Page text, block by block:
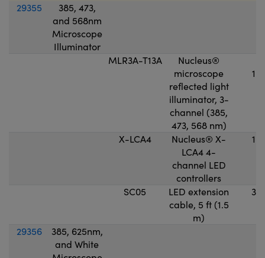
29355
385, 473,
and 568nm
Microscope
Illuminator
MLR3A-T13A
Nucleus®
microscope
reflected light
illuminator, 3-
channel (385,
473, 568 nm)
1
X-LCA4
Nucleus® X-
LCA4 4-
channel LED
controllers
1
SC05
LED extension
cable, 5 ft (1.5
m)
3
29356
385, 625nm,
and White